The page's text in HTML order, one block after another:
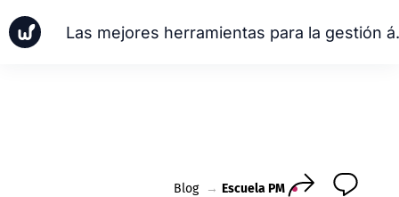
Las
Blog → Escuela PM